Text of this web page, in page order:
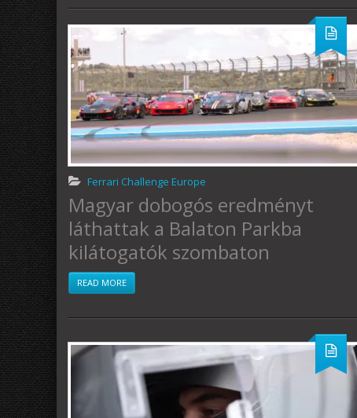
Ferrari Challenge Europe
Magyar dobogós eredményt
láthattak a Balaton Parkba
kilátogatók szombaton
READ MORE